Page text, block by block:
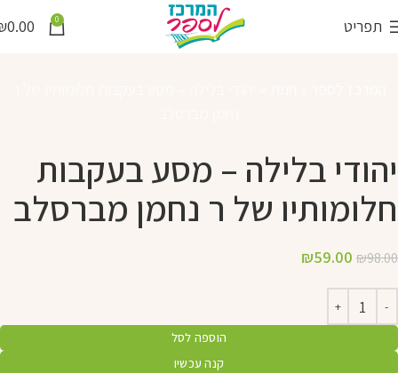
תפריט 0
0.00
יהודי בלילה – מסע בעקבות
חלומותיו של ר נחמן מברסלב
₪98.00
₪59.00
הוספה לסל
קנה עכשיו